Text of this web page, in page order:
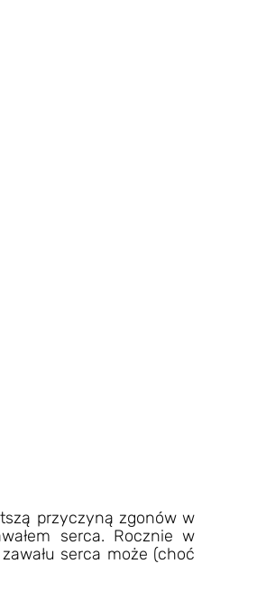
przyczyną zgonów w
serca. Rocznie w
serca może (choć